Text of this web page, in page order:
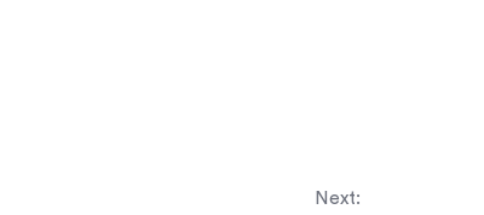
Next: